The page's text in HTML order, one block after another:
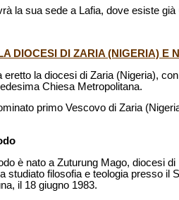
la sua sede a Lafia, dove esiste
DIOCESI DI ZARIA (NIGERIA) E
eretto la diocesi di Zaria (Nigeria),
Chiesa Metropolitana.
primo Vescovo di Zaria
è nato a Zuturung Mago, diocesi
studiato filosofia e teologia presso il
il 18 giugno 1983.